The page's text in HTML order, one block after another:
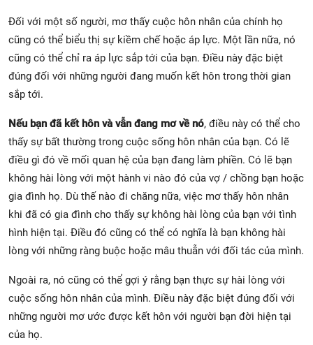
Đối với một số người, mơ thấy cuộc hôn nhân của chính họ
cũng có thể biểu thị sự kiềm chế hoặc áp lực. Một lần nữa, nó
cũng có thể chỉ ra áp lực sắp tới của bạn. Điều này đặc biệt
đúng đối với những người đang muốn kết hôn trong thời gian
sắp tới.
Nếu bạn đã kết hôn và vẫn đang mơ về nó, điều này có thể cho
thấy sự bất thường trong cuộc sống hôn nhân của bạn. Có lẽ
điều gì đó về mối quan hệ của bạn đang làm phiền. Có lẽ bạn
không hài lòng với một hành vi nào đó của vợ / chồng bạn hoặc
gia đình họ. Dù thế nào đi chăng nữa, việc mơ thấy hôn nhân
khi đã có gia đình cho thấy sự không hài lòng của bạn với tình
hình hiện tại. Điều đó cũng có thể có nghĩa là bạn không hài
lòng với những ràng buộc hoặc mâu thuẫn với đối tác của mình.
Ngoài ra, nó cũng có thể gợi ý rằng bạn thực sự hài lòng với
cuộc sống hôn nhân của mình. Điều này đặc biệt đúng đối với
những người mơ ước được kết hôn với người bạn đời hiện tại
của họ.